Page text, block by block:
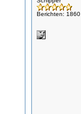
Berichten: 1860